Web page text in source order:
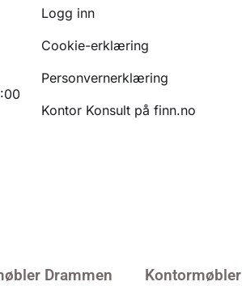
Logg inn
Cookie-erklæring
Personvernerklæring
Kontor Konsult på finn.no
Drammen